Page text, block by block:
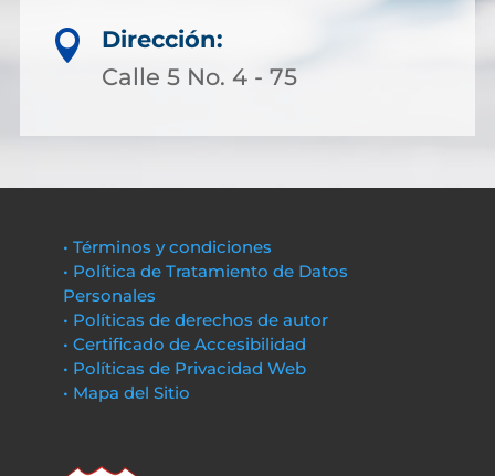

Dirección:
Calle 5 No. 4 - 75
• Términos y condiciones
• Política de Tratamiento de Datos
Personales
• Políticas de derechos de autor
• Certificado de Accesibilidad
• Políticas de Privacidad Web
• Mapa del Sitio